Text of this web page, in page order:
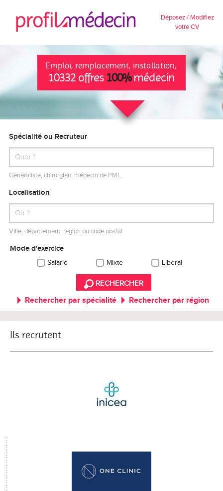
Déposez / Modifiez
votre CV
Emploi, remplacement, installation,
10332 offres 100%médecin
Spécialité ou Recruteur
Généraliste, chirurgien, médecin de PMI…
Localisation
Ville, département, région ou code postal
Mode d'exercice
Salarié Mixte Libéral
RECHERCHER
Rechercher par spécialité Rechercher par région
Ils recrutent